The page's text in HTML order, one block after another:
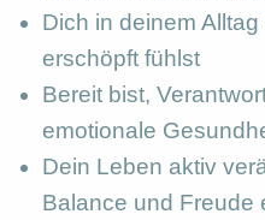
Dich in deinem
erschöpft fühlst
Bereit bist,
emotionale
Dein Leben aktiv
Balance und Freude